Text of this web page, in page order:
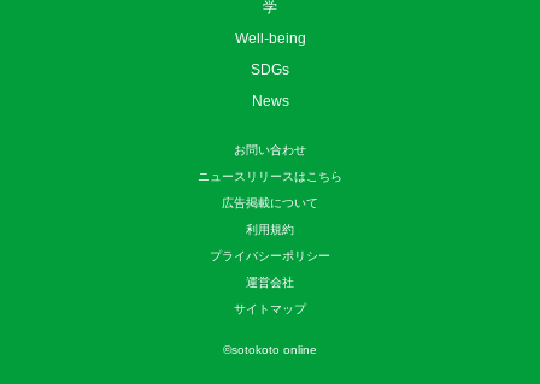
学
Well-being
SDGs
News
お問い合わせ
ニュースリリースはこちら
広告掲載について
利用規約
プライバシーポリシー
運営会社
サイトマップ
©sotokoto online